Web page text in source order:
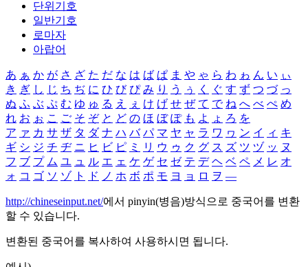
단위기호
일반기호
로마자
아랍어
あ ぁ か が さ ざ た だ な は ば ぱ ま や ゃ ら わ ゎ ん い ぃ
き ぎ し じ ち ぢ に ひ び ぴ み り う ぅ く ぐ す ず つ づ っ
ぬ ふ ぶ ぷ む ゆ ゅ る え ぇ け げ せ ぜ て で ね へ べ ぺ め
れ お ぉ こ ご そ ぞ と ど の ほ ぼ ぽ も よ ょ ろ を
ア ァ カ サ ザ タ ダ ナ ハ バ パ マ ヤ ャ ラ ワ ヮ ン イ ィ キ
ギ シ ジ チ ヂ ニ ヒ ビ ピ ミ リ ウ ゥ ク グ ス ズ ツ ヅ ッ ヌ
フ ブ プ ム ユ ュ ル エ ェ ケ ゲ セ ゼ テ デ ヘ ベ ペ メ レ オ
ォ コ ゴ ソ ゾ ト ド ノ ホ ボ ポ モ ヨ ョ ロ ヲ ―
http://chineseinput.net/에서 pinyin(병음)방식으로 중국어를 변환
할 수 있습니다.
변환된 중국어를 복사하여 사용하시면 됩니다.